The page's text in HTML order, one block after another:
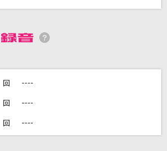
に会員登録・ログインして
オケをもっと楽しもう！
でカラオケ歌い放題！
友達と一緒に！練習にも！
回 ----
回 ----
回 ----